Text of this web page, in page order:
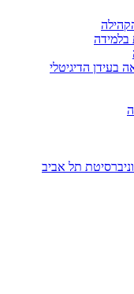
בלמידה
בעידן הדיגיטלי
תל אביב